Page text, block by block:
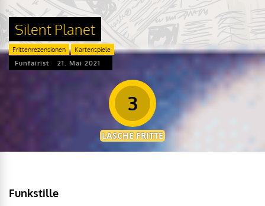
Silent Planet
Frittenrezensionen
Kartenspiele
Funfairist
21. Mai 2021
3
LASCHE FRITTE
Funkstille